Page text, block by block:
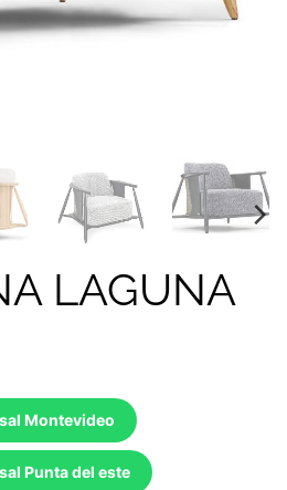
LAGUNA
Montevideo
Punta del este